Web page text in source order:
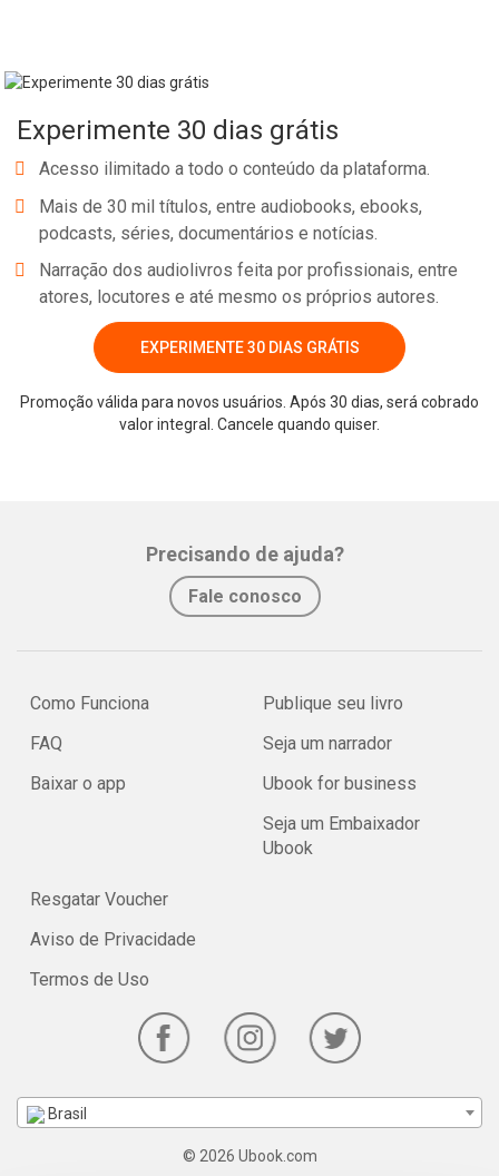
Experimente 30 dias grátis
Acesso ilimitado a todo o conteúdo da plataforma.
Mais de 30 mil títulos, entre audiobooks, ebooks,
podcasts, séries, documentários e notícias.
Narração dos audiolivros feita por profissionais, entre
atores, locutores e até mesmo os próprios autores.
EXPERIMENTE 30 DIAS GRÁTIS
Promoção válida para novos usuários. Após 30 dias, será cobrado
valor integral. Cancele quando quiser.
Precisando de ajuda?
Fale conosco
Como Funciona
FAQ
Baixar o app
Publique seu livro
Seja um narrador
Ubook for business
Seja um Embaixador
Ubook
Resgatar Voucher
Aviso de Privacidade
Termos de Uso
Brasil
© 2026 Ubook.com